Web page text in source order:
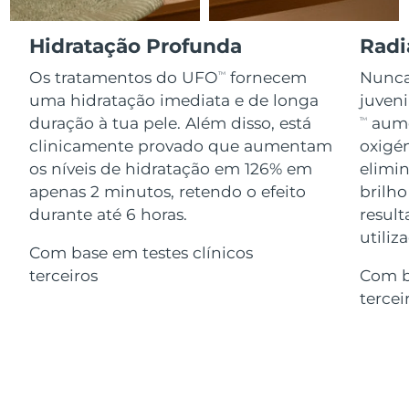
Hidratação Profunda
Os tratamentos do UFOTM
fornecem
uma hidratação imediata e de longa
duração à tua pele. Além disso, está
clinicamente provado que aumentam
os níveis de hidratação em 126% em
apenas 2 minutos, retendo o efeito
durante até 6 horas.
Com base em testes clínicos
terceiros
TM
brilho
Com
Advanced pore care essentials
Serum
issa™ Teeth Whitening Gel
18% PAP
Cosméticos Homens
Comprar todos
SOBRE
Israel Entrega prevista 8/14/26
Itália Entrega prevista 8/10/26
Japão Entrega prevista 8/13/26
Jersey Entrega prevista 8/15/26
Cazaquistão 8/12/26
Kuwait Entrega prevista
8/10/26